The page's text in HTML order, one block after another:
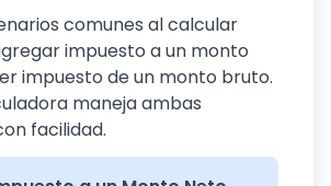
comunes al calcular
impuesto a un monto
impuesto de un monto bruto.
maneja ambas
facilidad.